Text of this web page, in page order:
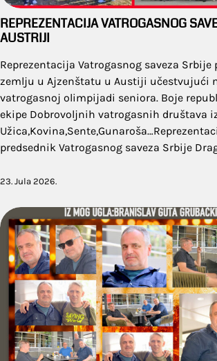
REPREZENTACIJA VATROGASNOG
AUSTRIJI
Reprezentacija Vatrogasnog saveza Srbije
zemlju u Ajzenštatu u Austiji učestvujući
vatrogasnoj olimpijadi seniora. Boje
ekipe Dobrovoljnih vatrogasnih društava
predsednik Vatrogasnog saveza Srbije
23. Jula 2026.